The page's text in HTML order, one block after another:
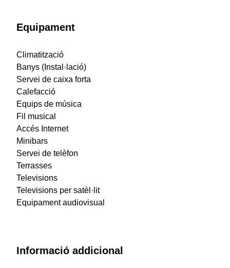
Equipament
Climatització
Banys (Instal·lació)
Servei de caixa forta
Calefacció
Equips de música
Fil musical
Accés Internet
Minibars
Servei de telèfon
Terrasses
Televisions
Televisions per satèl·lit
Equipament audiovisual
Informació addicional